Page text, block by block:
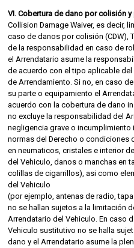
VI. Cobertura de dano por colisión
Collision Damage Waiver, es decir,
caso de danos por colisión (CDW),
de la responsabilidad en caso de
el Arrendatario asume la
de acuerdo con el tipo aplicable
de Arrendamiento. Si no, en caso
su parte o equipamiento el
acuerdo con la cobertura de dano
no excluye la responsabilidad del
negligencia grave o
normas del Derecho o condiciones
en neumaticos, cristales e interior
del Vehiculo, danos o manchas en
colillas de cigarrillos), asi como
del Vehiculo
(por ejemplo, antenas de radio,
no se hallan sujetos a la limitación
Arrendatario del Vehiculo. En caso
Vehiculo sustitutivo no se halla
dano y el Arrendatario asume la